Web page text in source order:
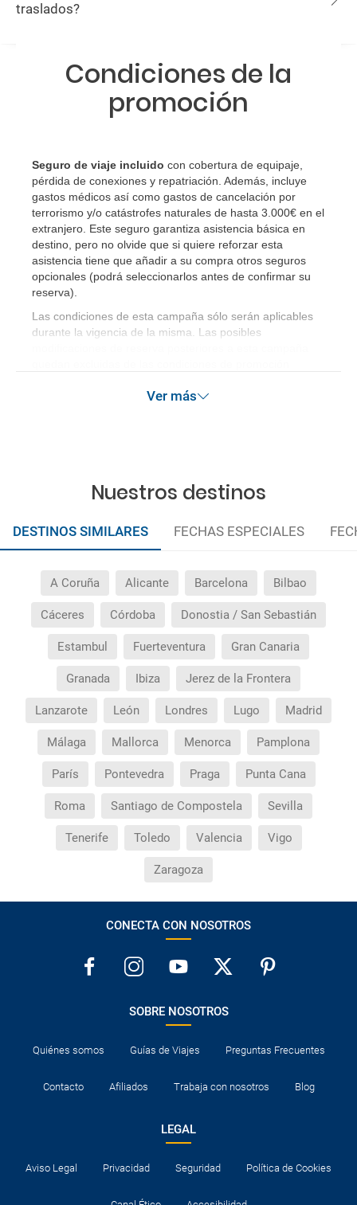
traslados?
Condiciones de la
promoción
Seguro de viaje incluido con cobertura de equipaje,
pérdida de conexiones y repatriación. Además, incluye
gastos médicos así como gastos de cancelación por
terrorismo y/o catástrofes naturales de hasta 3.000€ en el
extranjero. Este seguro garantiza asistencia básica en
destino, pero no olvide que si quiere reforzar esta
asistencia tiene que añadir a su compra otros seguros
opcionales (podrá seleccionarlos antes de confirmar su
reserva)
Las condiciones de esta campaña sólo serán aplicables
durante la vigencia de la misma. Las posibles
Ver más
Nuestros destinos
DESTINOS SIMILARES FECHAS ESPECIALES
A Coruña Alicante Barcelona Bilbao
Cáceres Córdoba Donostia / San Sebastián
Estambul Fuerteventura Gran Canaria
Granada Ibiza Jerez de la Frontera
Lanzarote León Londres Lugo Madrid
Málaga Mallorca Menorca Pamplona
París Pontevedra Praga Punta Cana
Roma Santiago de Compostela Sevilla
Tenerife Toledo Valencia Vigo
Zaragoza
CONECTA CON NOSOTROS
SOBRE NOSOTROS
Quiénes somos Guías de Viajes Preguntas Frecuentes
Contacto Afiliados Trabaja con nosotros Blog
LEGAL
Aviso Legal Privacidad Seguridad Política de Cookies